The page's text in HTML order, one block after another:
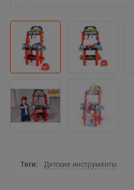
Теги: Детские инструменты